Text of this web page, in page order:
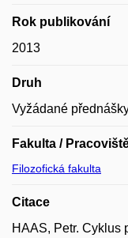
Rok publikování
2013
Druh
Vyžádané
Fakulta /
Filozofická fakulta
Citace
HAAS, Petr. Cyklus